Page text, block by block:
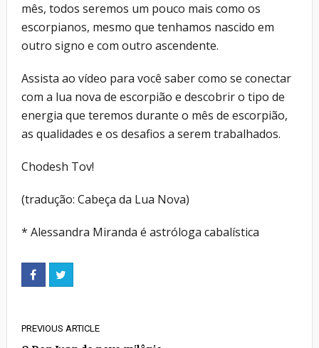
mês, todos seremos um pouco mais como os
escorpianos, mesmo que tenhamos nascido em
outro signo e com outro ascendente.
Assista ao vídeo para você saber como se conectar
com a lua nova de escorpião e descobrir o tipo de
energia que teremos durante o mês de escorpião,
as qualidades e os desafios a serem trabalhados.
Chodesh Tov!
(tradução: Cabeça da Lua Nova)
* Alessandra Miranda é astróloga cabalística
PREVIOUS ARTICLE